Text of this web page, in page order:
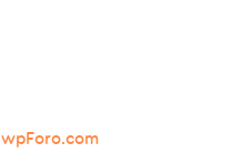
wpForo.com